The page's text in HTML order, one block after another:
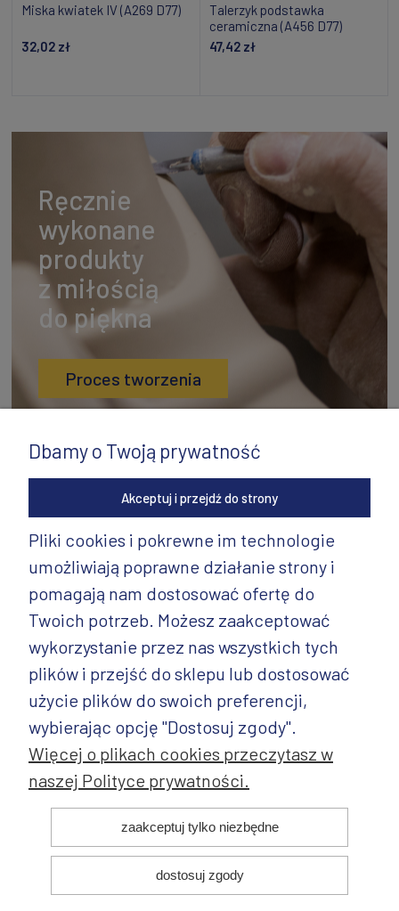
Miska kwiatek IV (A269 D77)
32,02 zł
Talerzyk podstawka
ceramiczna (A456 D77)
47,42 zł
Ręcznie
wykonane
produkty
z miłością
do piękna
Proces tworzenia
INFORMACJE
PRODUKTY CD.
POZOSTAŁE
Dbamy o Twoją prywatność
Akceptuj i przejdź do strony
Pliki cookies i pokrewne im technologie
umożliwiają poprawne działanie strony i
pomagają nam dostosować ofertę do
Twoich potrzeb. Możesz zaakceptować
wykorzystanie przez nas wszystkich tych
plików i przejść do sklepu lub dostosować
użycie plików do swoich preferencji,
wybierając opcję "Dostosuj zgody".
Więcej o plikach cookies przeczytasz w
naszej Polityce prywatności.
zaakceptuj tylko niezbędne
dostosuj zgody